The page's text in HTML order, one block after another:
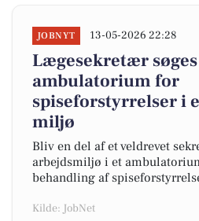
JOBNYT 13-05-2026 22:28
Lægesekretær
ambulatorium for
spiseforstyrrelser i
miljø
Bliv en del af et veldrevet
arbejdsmiljø i et
behandling af
Kilde: JobNet